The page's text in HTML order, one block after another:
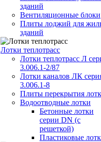
зданий
Вентиляционные блоки
Плиты лоджий для
зданий
Лотки теплотрасс
Лотки теплотрасс Л
3.006.1-2/87
Лотки каналов ЛК
3.006.1-8
Плиты перекрытия
Водоотводные лотки
Бетонные лотки
серии DN (с
решеткой)
Пластиковые